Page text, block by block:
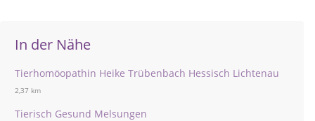
In der Nähe
Tierhomöopathin Heike Trübenbach Hessisch Lichtenau
2,37 km
Tierisch Gesund Melsungen